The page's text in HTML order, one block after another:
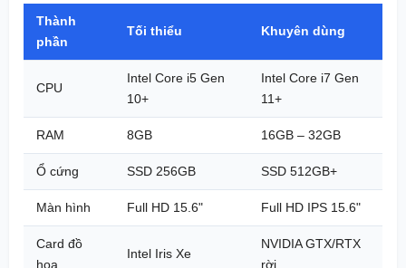
Thành
phần
Tối thiểu Khuyên dùng
CPU
Intel Core i5 Gen
10+
Intel Core i7 Gen
11+
RAM 8GB 16GB – 32GB
Ổ cứng SSD 256GB SSD 512GB+
Màn hình Full HD 15.6" Full HD IPS 15.6"
Card đồ
họa
Intel Iris Xe
NVIDIA GTX/RTX
rời